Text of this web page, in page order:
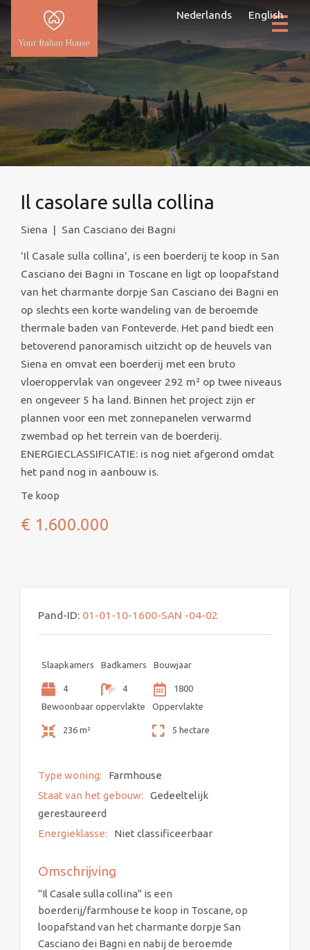
Nederlands English
Il casolare sulla collina
Siena | San Casciano dei Bagni
'Il Casale sulla collina', is een boerderij te koop in San
Casciano dei Bagni in Toscane en ligt op loopafstand
van het charmante dorpje San Casciano dei Bagni en
op slechts een korte wandeling van de beroemde
thermale baden van Fonteverde. Het pand biedt een
betoverend panoramisch uitzicht op de heuvels van
Siena en omvat een boerderij met een bruto
vloeroppervlak van ongeveer 292 m² op twee niveaus
en ongeveer 5 ha land. Binnen het project zijn er
plannen voor een met zonnepanelen verwarmd
zwembad op het terrein van de boerderij.
ENERGIECLASSIFICATIE: is nog niet afgerond omdat
het pand nog in aanbouw is.
Te koop
€ 1.600.000
Pand-ID: 01-01-10-1600-SAN -04-02
Slaapkamers
4
Badkamers
4
Bouwjaar
1800
Bewoonbaar oppervlakte
236 m²
Oppervlakte
5 hectare
Type woning:
Farmhouse
Staat van het gebouw:
Gedeeltelijk
gerestaureerd
Energieklasse:
Niet classificeerbaar
Omschrijving
"Il Casale sulla collina" is een
boerderij/farmhouse te koop in Toscane, op
loopafstand van het charmante dorpje San
Casciano dei Bagni en nabij de beroemde